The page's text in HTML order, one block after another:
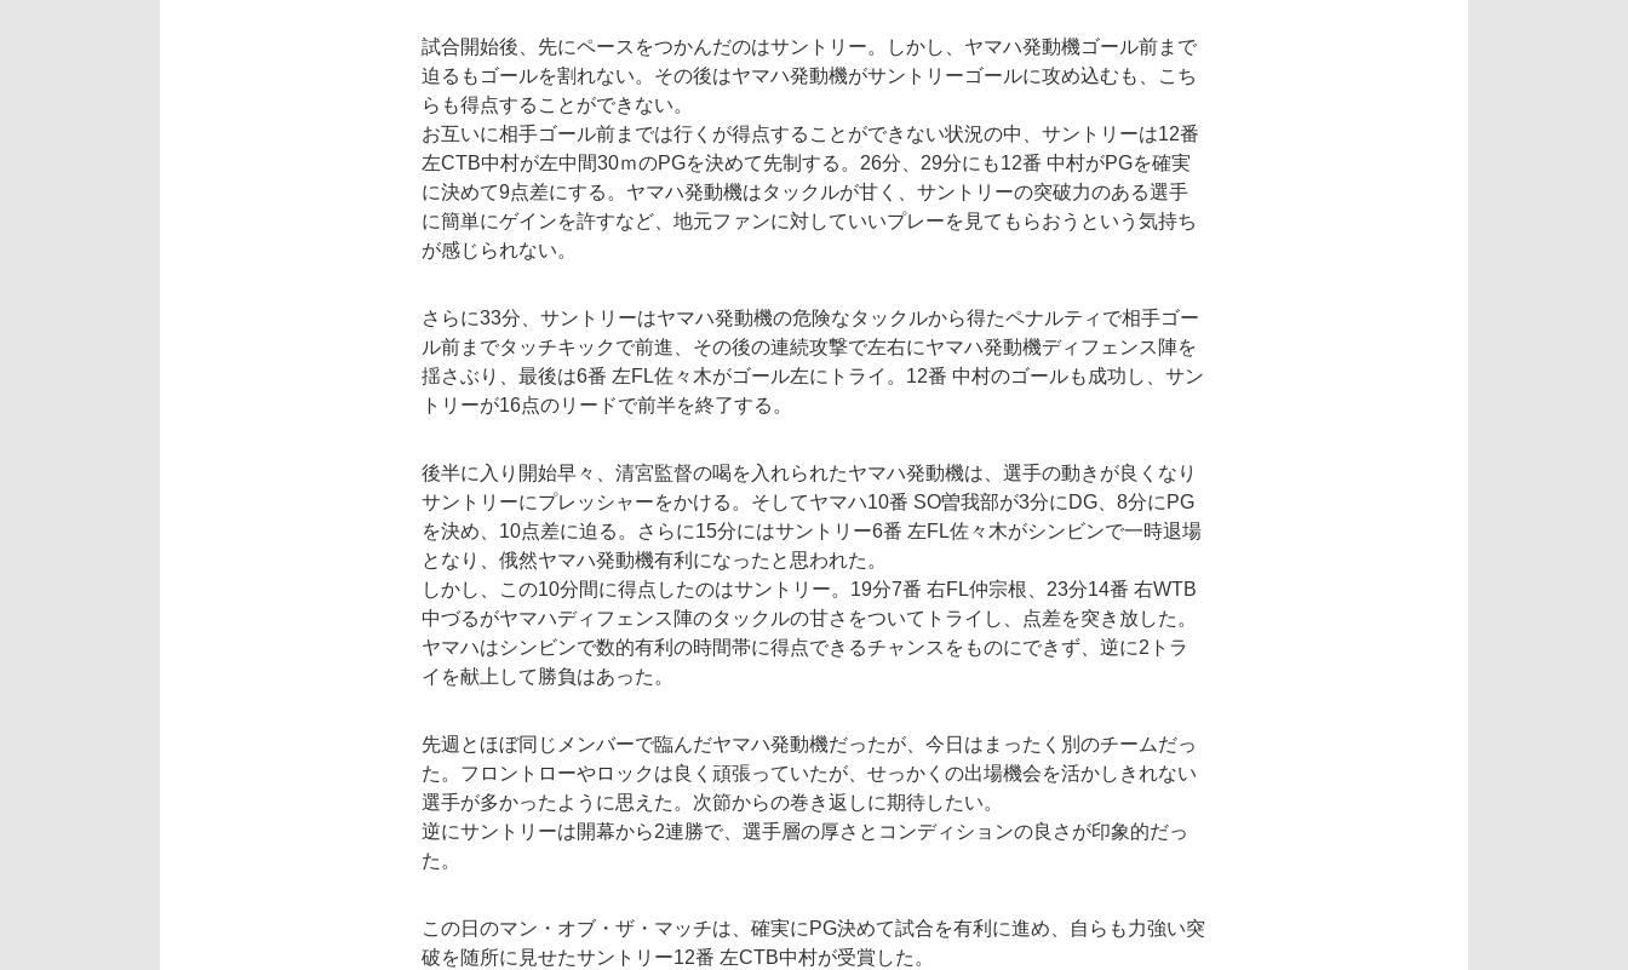
試合開始後、先にペースをつかんだのはサントリー。しかし、ヤマハ発動機ゴール前まで
迫るもゴールを割れない。その後はヤマハ発動機がサントリーゴールに攻め込むも、こち
らも得点することができない。
お互いに相手ゴール前までは行くが得点することができない状況の中、サントリーは12番
左CTB中村が左中間30ｍのPGを決めて先制する。26分、29分にも12番 中村がPGを確実
に決めて9点差にする。ヤマハ発動機はタックルが甘く、サントリーの突破力のある選手
に簡単にゲインを許すなど、地元ファンに対していいプレーを見てもらおうという気持ち
が感じられない。
さらに33分、サントリーはヤマハ発動機の危険なタックルから得たペナルティで相手ゴー
ル前までタッチキックで前進、その後の連続攻撃で左右にヤマハ発動機ディフェンス陣を
揺さぶり、最後は6番 左FL佐々木がゴール左にトライ。12番 中村のゴールも成功し、サン
トリーが16点のリードで前半を終了する。
後半に入り開始早々、清宮監督の喝を入れられたヤマハ発動機は、選手の動きが良くなり
サントリーにプレッシャーをかける。そしてヤマハ10番 SO曽我部が3分にDG、8分にPG
を決め、10点差に迫る。さらに15分にはサントリー6番 左FL佐々木がシンビンで一時退場
となり、俄然ヤマハ発動機有利になったと思われた。
しかし、この10分間に得点したのはサントリー。19分7番 右FL仲宗根、23分14番 右WTB
中づるがヤマハディフェンス陣のタックルの甘さをついてトライし、点差を突き放した。
ヤマハはシンビンで数的有利の時間帯に得点できるチャンスをものにできず、逆に2トラ
イを献上して勝負はあった。
先週とほぼ同じメンバーで臨んだヤマハ発動機だったが、今日はまったく別のチームだっ
た。フロントローやロックは良く頑張っていたが、せっかくの出場機会を活かしきれない
選手が多かったように思えた。次節からの巻き返しに期待したい。
逆にサントリーは開幕から2連勝で、選手層の厚さとコンディションの良さが印象的だっ
た。
この日のマン・オブ・ザ・マッチは、確実にPG決めて試合を有利に進め、自らも力強い突
破を随所に見せたサントリー12番 左CTB中村が受賞した。